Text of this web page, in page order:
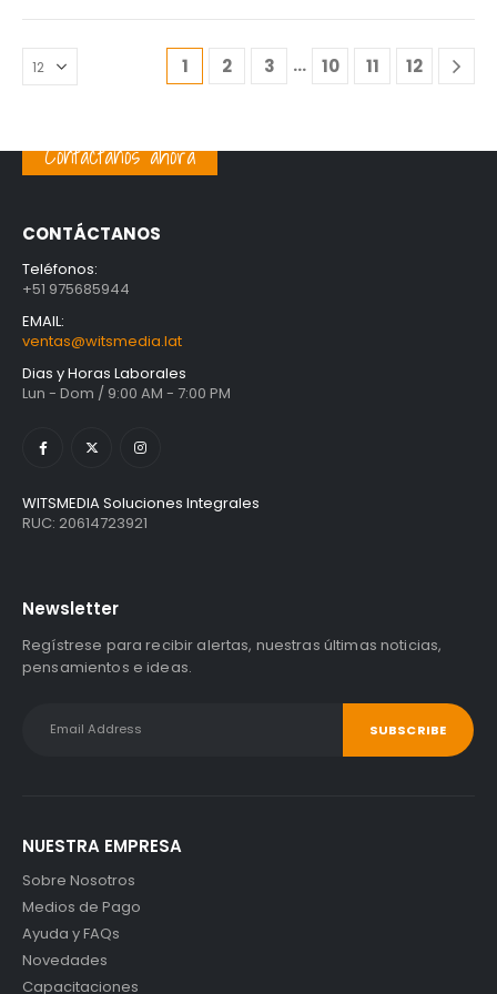
S/ 30.00.S/ 24.00.
1 2 3 … 10 11 12
Contáctanos ahora
CONTÁCTANOS
Teléfonos:
+51 975685944
EMAIL:
ventas@witsmedia.lat
Dias y Horas Laborales
Lun - Dom / 9:00 AM - 7:00 PM
WITSMEDIA Soluciones Integrales
RUC: 20614723921
Newsletter
Regístrese para recibir alertas, nuestras últimas noticias,
pensamientos e ideas.
NUESTRA EMPRESA
Sobre Nosotros
Medios de Pago
Ayuda y FAQs
Novedades
Capacitaciones